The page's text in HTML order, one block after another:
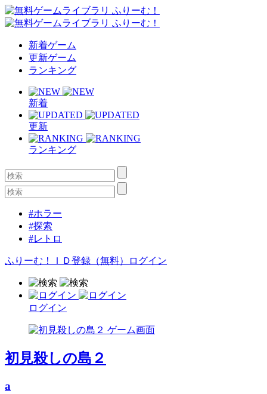
新着ゲーム
更新ゲーム
ランキング
新着
更新
ランキング
#ホラー
#探索
#レトロ
ふりーむ！ＩＤ登録（無料） ログイン
ログイン
初見殺しの島２
a